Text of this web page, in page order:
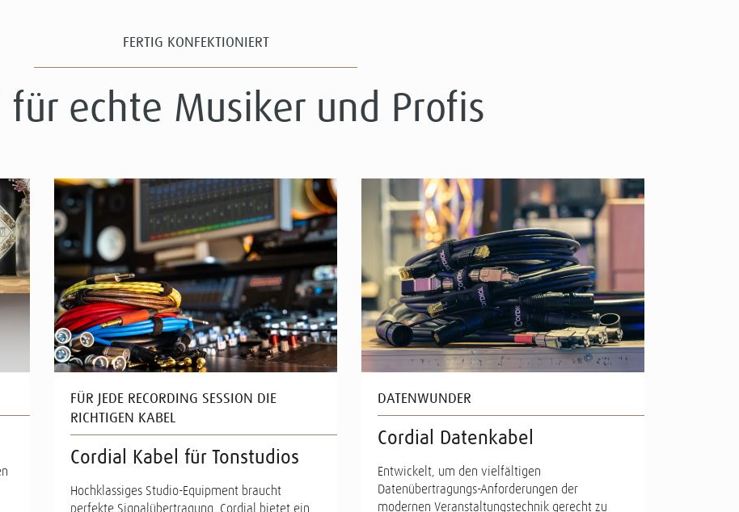
FERTIG KONFEKTIONIERT
für echte Musiker und Profis
FÜR JEDE RECORDING SESSION DIE
RICHTIGEN KABEL
Cordial Kabel für Tonstudios
Hochklassiges Studio-Equipment braucht
perfekte Signalübertragung. Cordial bietet ein
DATENWUNDER
Cordial Datenkabel
Entwickelt, um den vielfältigen
Datenübertragungs-Anforderungen der
modernen Veranstaltungstechnik gerecht zu